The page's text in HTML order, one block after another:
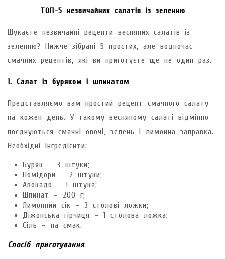
ТОП-5 незвичайних салатів із зеленню
Шукаєте незвичайні рецепти весняних салатів із
зеленню? Нижче зібрані 5 простих, але водночас
смачних рецептів, які ви приготуєте ще не один раз.
1. Салат із буряком і шпинатом
Представляємо вам простий рецепт смачного салату
на кожен день. У такому весняному салаті відмінно
поєднуються смачні овочі, зелень і лимонна заправка.
Необхідні інгредієнти:
Буряк – 3 штуки;
Помідори – 2 штуки;
Авокадо – 1 штука;
Шпинат – 200 г;
Лимонний сік – 3 столові ложки;
Діжонська гірчиця – 1 столова ложка;
Сіль – на смак.
Спосіб приготування: